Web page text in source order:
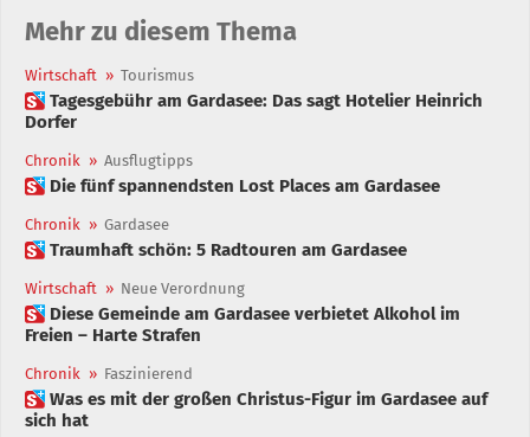
Mehr zu diesem Thema
Wirtschaft » Tourismus
 Tagesgebühr am Gardasee: Das sagt Hotelier Heinrich
Dorfer
Chronik » Ausflugtipps
 Die fünf spannendsten Lost Places am Gardasee
Chronik » Gardasee
 Traumhaft schön: 5 Radtouren am Gardasee
Wirtschaft » Neue Verordnung
 Diese Gemeinde am Gardasee verbietet Alkohol im
Freien – Harte Strafen
Chronik » Faszinierend
 Was es mit der großen Christus-Figur im Gardasee auf
sich hat